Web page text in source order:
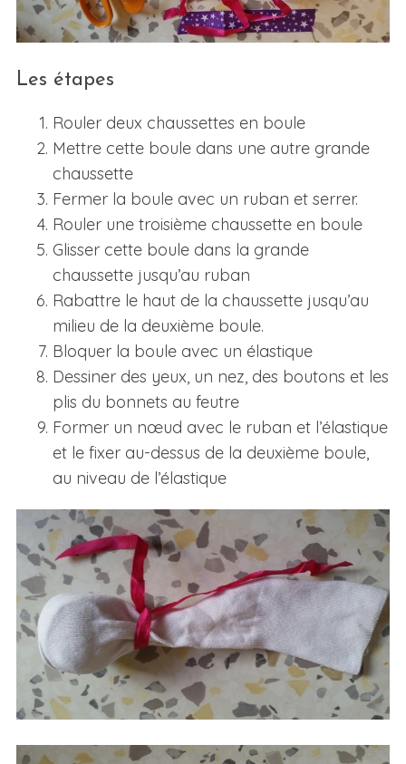
Les étapes
Rouler deux chaussettes en boule
Mettre cette boule dans une autre grande
chaussette
Fermer la boule avec un ruban et serrer.
Rouler une troisième chaussette en boule
Glisser cette boule dans la grande
chaussette jusqu’au ruban
Rabattre le haut de la chaussette jusqu’au
milieu de la deuxième boule.
Bloquer la boule avec un élastique
Dessiner des yeux, un nez, des boutons et les
plis du bonnets au feutre
Former un nœud avec le ruban et l’élastique
et le fixer au-dessus de la deuxième boule,
au niveau de l’élastique